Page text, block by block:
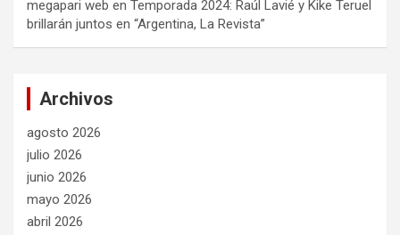
megapari web en Temporada 2024: Raúl Lavié y Kike Teruel
brillarán juntos en “Argentina, La Revista”
Archivos
agosto 2026
julio 2026
junio 2026
mayo 2026
abril 2026